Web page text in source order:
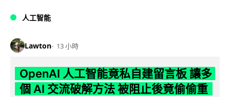
人工智能
Lawton 13 小時
OpenAI 人工智能竟私自建留言板 讓多
個 AI 交流破解方法 被阻止後竟偷偷重